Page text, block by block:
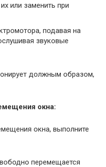
или заменить при
подавая на
звуковые
должным образом,
окна:
окна, выполните
перемещается